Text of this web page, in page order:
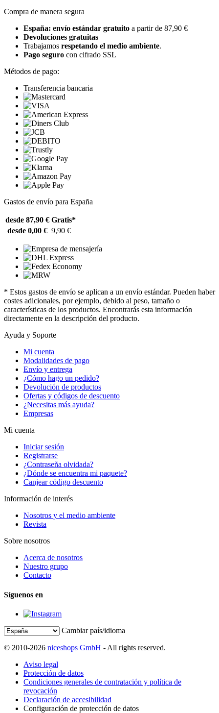
Compra de manera segura
España: envío estándar gratuito a partir de 87,90 €
Devoluciones gratuitas
Trabajamos respetando el medio ambiente.
Pago seguro con cifrado SSL
Métodos de pago:
Transferencia bancaria
Gastos de envío para España
desde 87,90 € Gratis*
desde 0,00 € 9,90 €
* Estos gastos de envío se aplican a un envío estándar. Pueden haber
costes adicionales, por ejemplo, debido al peso, tamaño o
características de los productos. Encontrarás esta información
directamente en la descripción del producto.
Ayuda y Soporte
Mi cuenta
Modalidades de pago
Envío y entrega
¿Cómo hago un pedido?
Devolución de productos
Ofertas y códigos de descuento
¿Necesitas más ayuda?
Empresas
Mi cuenta
Iniciar sesión
Registrarse
¿Contraseña olvidada?
¿Dónde se encuentra mi paquete?
Canjear código descuento
Información de interés
Nosotros y el medio ambiente
Revista
Sobre nosotros
Acerca de nosotros
Nuestro grupo
Contacto
Síguenos en
Cambiar país/idioma
© 2010-2026 niceshops GmbH - All rights reserved.
Aviso legal
Protección de datos
Condiciones generales de contratación y política de
revocación
Declaración de accesibilidad
Configuración de protección de datos